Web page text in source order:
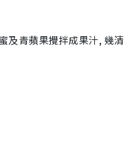
及青蘋果攪拌成果汁, 幾